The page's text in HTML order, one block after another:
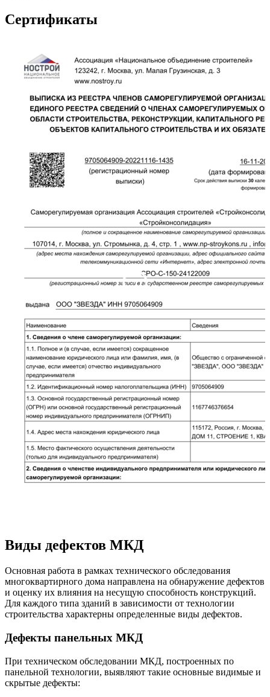
Сертификаты
Виды дефектов МКД
Основная работа в рамках технического обследования
многоквартирного дома направлена на обнаружение дефектов
и оценку их влияния на несущую способность конструкций.
Для каждого типа зданий в зависимости от технологии
строительства характерны определенные виды дефектов.
Дефекты панельных МКД
При техническом обследовании МКД, построенных по
панельной технологии, выявляют такие основные видимые и
скрытые дефекты: